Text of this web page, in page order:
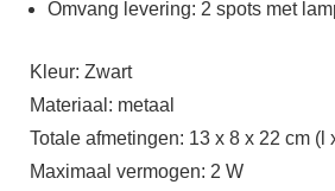
Omvang levering: 2 spots met
Kleur: Zwart
Materiaal: metaal
Totale afmetingen: 13 x 8 x 22 cm (l
Maximaal vermogen: 2 W